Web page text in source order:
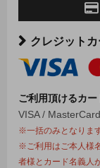
クレジットカ
ご利用頂けるカー
VISA /
※一括のみとなります
※ご利用はご本人様
者様とカード名義人